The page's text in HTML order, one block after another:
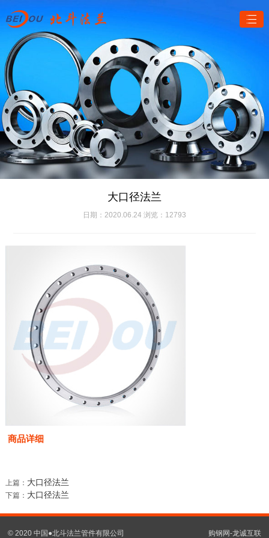
大口径法兰
日期：2020.06.24 浏览：12793
商品详细
上篇： 大口径法兰
下篇： 大口径法兰
© 2020 中国●北斗法兰管件有限公司 购钢网-龙诚互联